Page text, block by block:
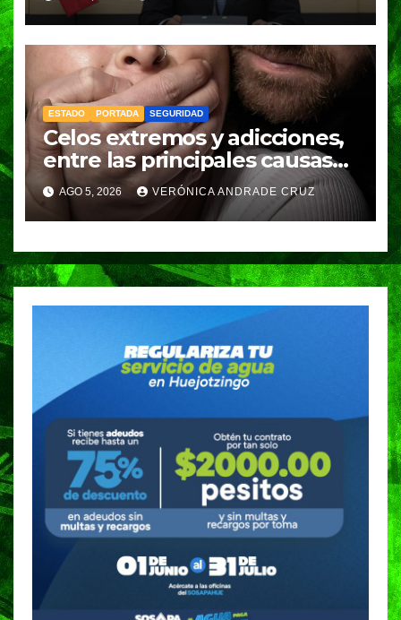
espera resolución de
Gobernación
ESTADO PORTADA SEGURIDAD
Celos extremos y adicciones,
entre las principales causas
de feminicidio en Puebla:
Fiscalía
AGO 5, 2026 VERÓNICA ANDRADE CRUZ